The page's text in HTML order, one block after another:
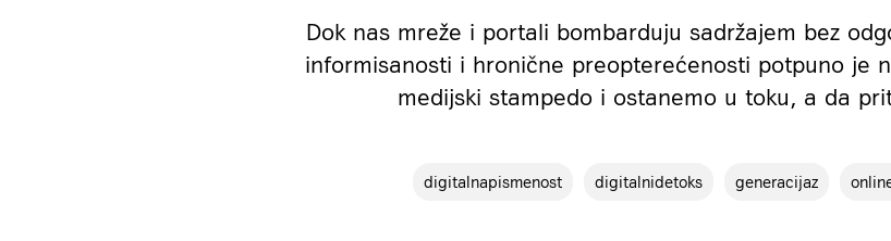
Dok nas mreže i portali bombarduju sadržajem bez
informisanosti i hronične preopterećenosti potpuno je
medijski stampedo i ostanemo u toku, a da
digitalnapismenost digitalnidetoks generacijaz